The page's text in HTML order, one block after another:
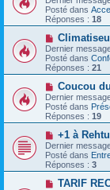
g
e
m
e
s
s
a
g
e
u
v
e
a
m
e
s
s
a
g
e
Posté dans
Réponses : 18
N
o
u
v
e
a
m
e
s
g
e
Dernier
Posté dans
Réponses : 21
N
o
u
v
e
m
e
s
s
Coucou
Dernier
Posté dans
Réponses : 19
N
o
u
v
e
a
+1 à
Dernier
Posté dans
Réponses : 3
NTARIF